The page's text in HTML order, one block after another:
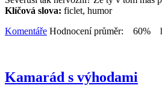
Klíčová slova: ficlet, humor
Komentáře Hodnocení průměr: 60%
Kamarád s výhodami